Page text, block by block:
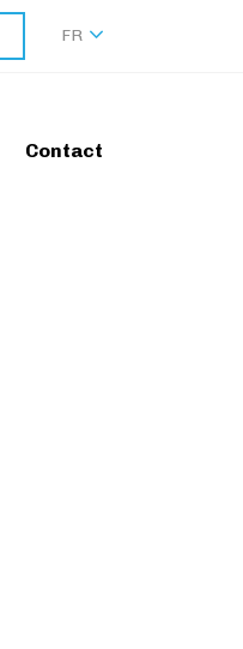
FR
Contact